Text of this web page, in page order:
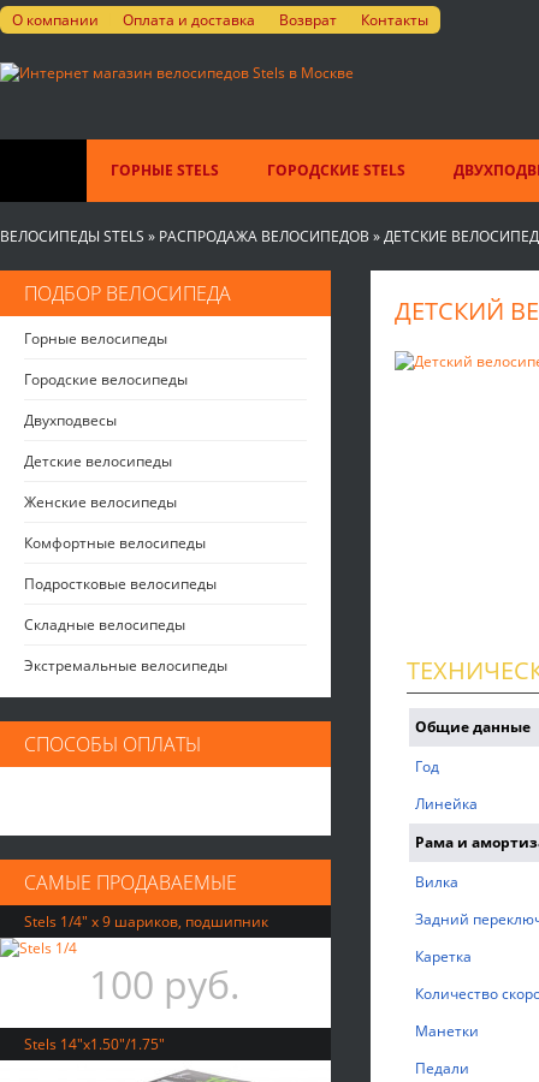
О компании Оплата и доставка Возврат Контакты
ГОРНЫЕ STELS ГОРОДСКИЕ STELS
ВЕЛОСИПЕДЫ STELS » РАСПРОДАЖА ВЕЛОСИПЕДОВ »ДЕТСКИЕ
ПОДБОР ВЕЛОСИПЕДА
Горные велосипеды
Городские велосипеды
Двухподвесы
Детские велосипеды
Женские велосипеды
Комфортные велосипеды
Подростковые велосипеды
Складные велосипеды
Экстремальные велосипеды
СПОСОБЫ ОПЛАТЫ
САМЫЕ ПРОДАВАЕМЫЕ
Stels 1/4" х 9 шариков, подшипник
100 руб.
Stels 14"x1.50"/1.75"
ДЕТСКИЙ
Общие данные
Год
Линейка
Рама и
Вилка
Задний
Каретка
Количество
Манетки
Педали